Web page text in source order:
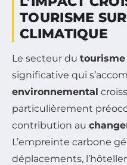
TOURISME
CLIMATIQUE
Le secteur du tourisme
significative qui
environnemental
particulièrement
contribution au
L’empreinte carbone
déplacements,